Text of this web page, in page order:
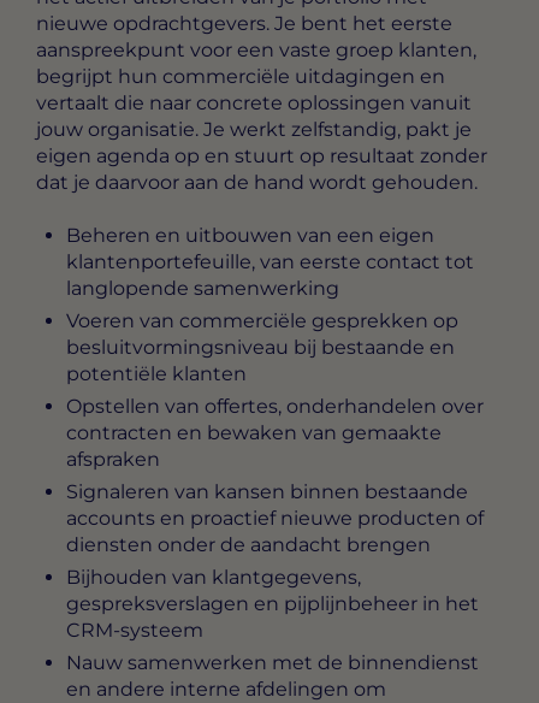
nieuwe opdrachtgevers. Je bent het eerste
aanspreekpunt voor een vaste groep klanten,
begrijpt hun commerciële uitdagingen en
vertaalt die naar concrete oplossingen vanuit
jouw organisatie. Je werkt zelfstandig, pakt je
eigen agenda op en stuurt op resultaat zonder
dat je daarvoor aan de hand wordt gehouden.
Beheren en uitbouwen van een eigen
klantenportefeuille, van eerste contact tot
langlopende samenwerking
Voeren van commerciële gesprekken op
besluitvormingsniveau bij bestaande en
potentiële klanten
Opstellen van offertes, onderhandelen over
contracten en bewaken van gemaakte
afspraken
Signaleren van kansen binnen bestaande
accounts en proactief nieuwe producten of
diensten onder de aandacht brengen
Bijhouden van klantgegevens,
gespreksverslagen en pijplijnbeheer in het
CRM-systeem
Nauw samenwerken met de binnendienst
en andere interne afdelingen om